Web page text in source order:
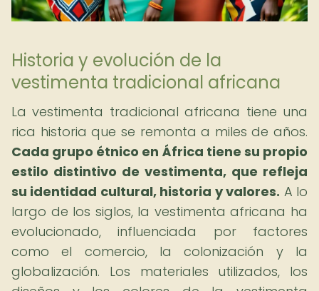
Historia y evolución de la
vestimenta tradicional africana
La vestimenta tradicional africana tiene una
rica historia que se remonta a miles de años.
Cada grupo étnico en África tiene su propio
estilo distintivo de vestimenta, que refleja
su identidad cultural, historia y valores. A lo
largo de los siglos, la vestimenta africana ha
evolucionado, influenciada por factores
como el comercio, la colonización y la
globalización. Los materiales utilizados, los